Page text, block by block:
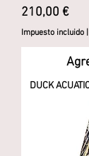
Precio
210,00 €
Impuesto incluido
DUCK